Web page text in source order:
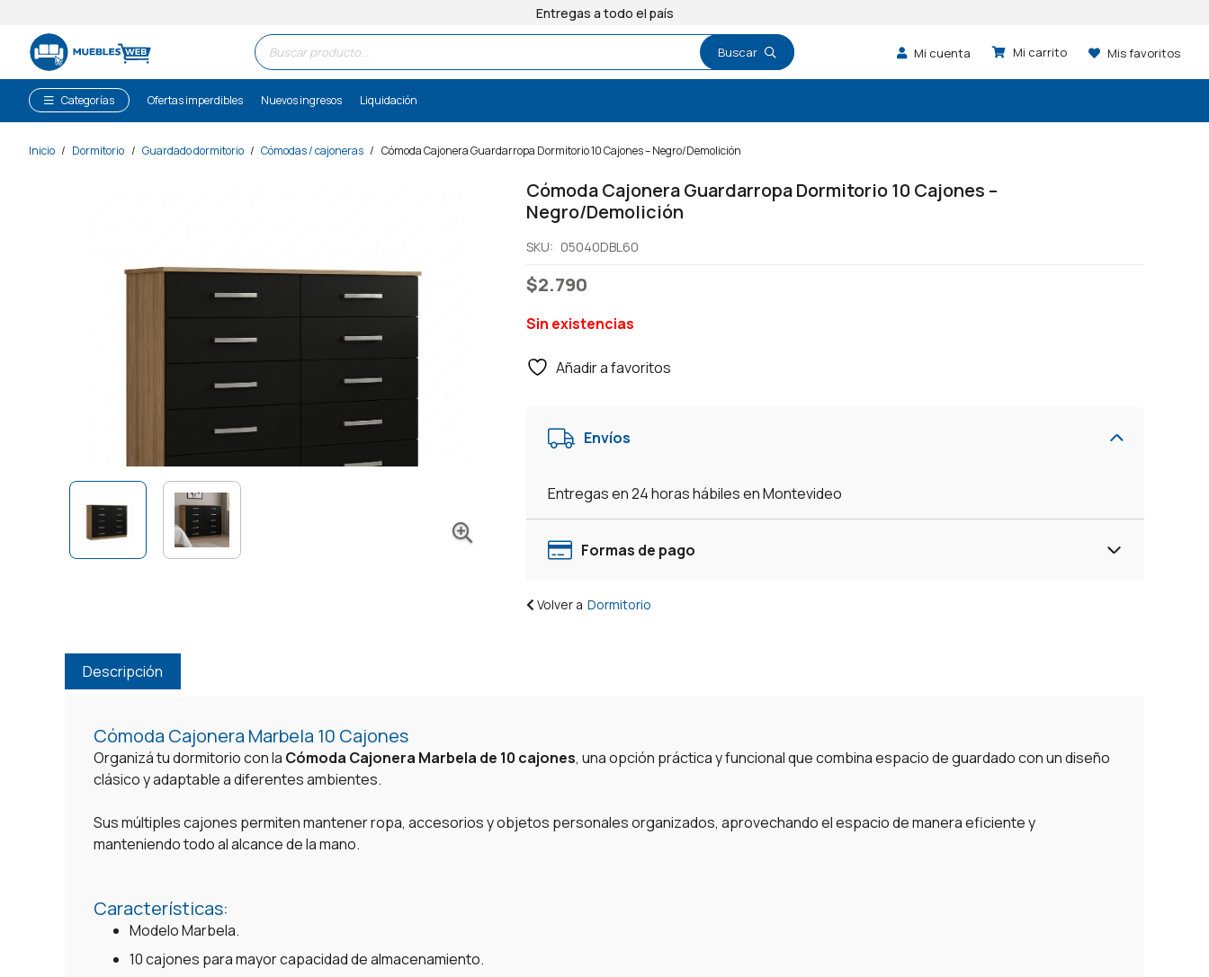
Entregas a todo el país
Búsqueda
de
productos
Mi cuenta Mis favoritos
Categorías Ofertas imperdibles Nuevos ingresos Liquidación
Inicio / Dormitorio / Guardado dormitorio / Cómodas / cajoneras / Cómoda Cajonera Guardarropa Dormitorio 10 Cajones – Negro/Demolición
Cómoda Cajonera Guardarropa Dormitorio 10 Cajones –
Negro/Demolición
SKU: 05040DBL60
$2.790
Sin existencias
Añadir a favoritos
Envíos
Entregas en 24 horas hábiles en Montevideo
Formas de pago
Volver a Dormitorio
Descripción
Cómoda Cajonera Marbela 10 Cajones
Organizá tu dormitorio con la Cómoda Cajonera Marbela de 10 cajones, una opción práctica y funcional que combina espacio de guardado con un diseño
clásico y adaptable a diferentes ambientes.
Sus múltiples cajones permiten mantener ropa, accesorios y objetos personales organizados, aprovechando el espacio de manera eficiente y
manteniendo todo al alcance de la mano.
Características:
Modelo Marbela.
10 cajones para mayor capacidad de almacenamiento.